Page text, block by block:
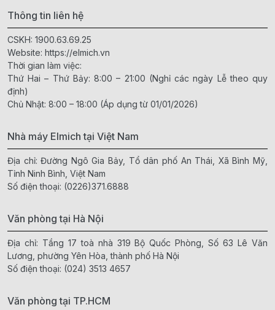
Thông tin liên hệ
CSKH: 1900.63.69.25
Website: https://elmich.vn
Thời gian làm việc:
Thứ Hai – Thứ Bảy: 8:00 – 21:00 (Nghỉ các ngày Lễ theo quy
định)
Chủ Nhật: 8:00 – 18:00 (Áp dụng từ 01/01/2026)
Nhà máy Elmich tại Việt Nam
Địa chỉ: Đường Ngô Gia Bảy, Tổ dân phố An Thái, Xã Bình Mỹ,
Tỉnh Ninh Bình, Việt Nam
Số điện thoại: (0226)371.6888
Văn phòng tại Hà Nội
Địa chỉ: Tầng 17 toà nhà 319 Bộ Quốc Phòng, Số 63 Lê Văn
Lương, phường Yên Hòa, thành phố Hà Nội
Số điện thoại: (024) 3513 4657
Văn phòng tại TP.HCM